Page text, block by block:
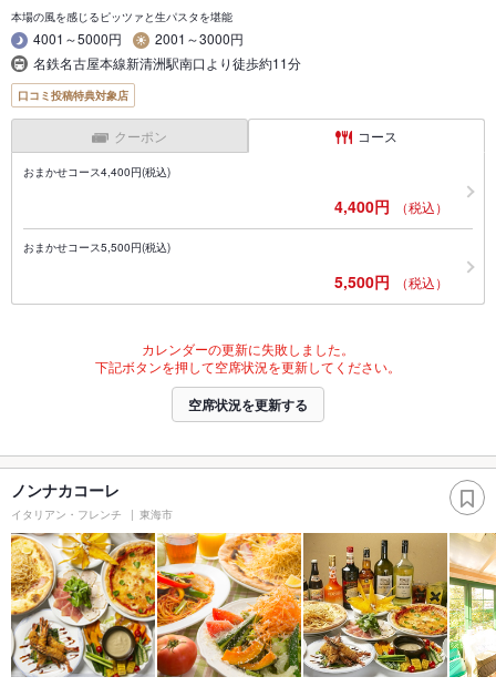
本場の風を感じるピッツァと生パスタを堪能
4001～5000円
2001～3000円
名鉄名古屋本線新清洲駅南口より徒歩約11分
口コミ投稿特典対象店
クーポン コース
おまかせコース4,400円(税込)
4,400円 （税込）
おまかせコース5,500円(税込)
5,500円 （税込）
カレンダーの更新に失敗しました。
下記ボタンを押して空席状況を更新してください。
空席状況を更新する
ノンナカコーレ
イタリアン・フレンチ 東海市